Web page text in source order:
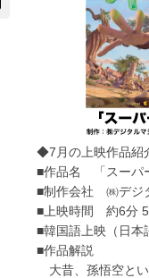
◆7月の上映作品紹
■作品名 「スーパ
■制作会社 ㈱デジ
■上映時間 約6分
■韓国語上映（日本
■作品解説
大昔、孫悟空と